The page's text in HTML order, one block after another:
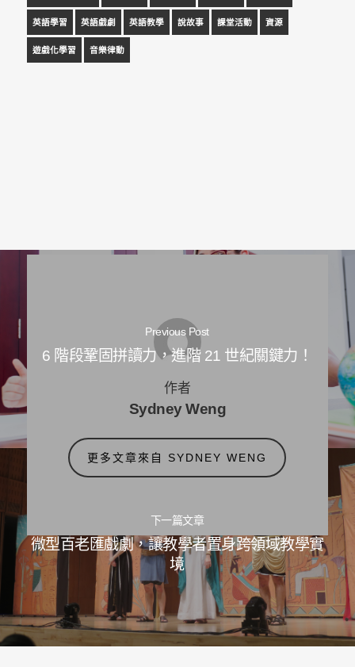
英語學習 英語戲劇 英語教學 說故事 課堂活動 資源
遊戲化學習 音樂律動
Previous Post
6 階段鞏固拼讀力，進階 21 世紀關鍵力！
下一篇文章
微型百老匯戲劇，讓教學者置身跨領域教學實
境
作者
Sydney Weng
更多文章來自 SYDNEY WENG